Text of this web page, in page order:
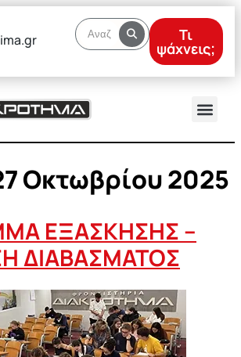
Τι
ψάχνεις;
Οκτωβρίου 2025
ΕΞΑΣΚΗΣΗΣ –
ΔΙΑΒΑΣΜΑΤΟΣ